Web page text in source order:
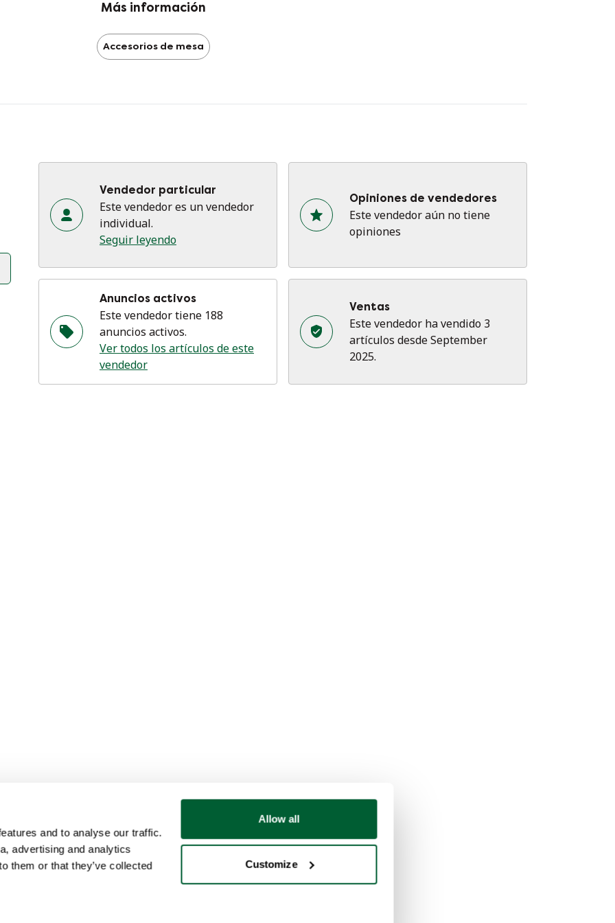
and to analyse our traffic.
advertising and analytics
them or that they’ve collected
Allow all
Customize
Más información
Accesorios de mesa
Vendedor particular
Este vendedor es un vendedor
individual.
Seguir leyendo
Opiniones de vendedores
Este vendedor aún no tiene
opiniones
Anuncios activos
Este vendedor tiene 188
anuncios activos.
Ver todos los artículos de este
vendedor
Ventas
Este vendedor ha vendido 3
artículos desde September
2025.